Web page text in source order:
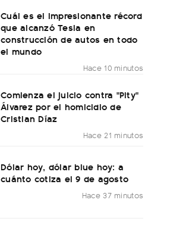
Cuál es el impresionante récord
que alcanzó Tesla en
construcción de autos en todo
el mundo
Hace 10 minutos
Comienza el juicio contra "Pity"
Álvarez por el homicidio de
Cristian Díaz
Hace 21 minutos
Dólar hoy, dólar blue hoy: a
cuánto cotiza el 9 de agosto
Hace 37 minutos